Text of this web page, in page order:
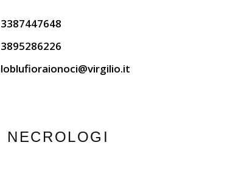
NECROLOGI